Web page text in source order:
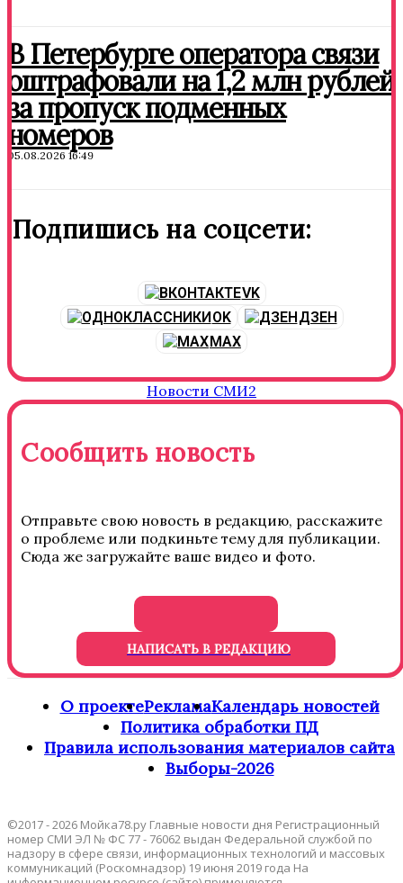
В Петербурге оператора связи
оштрафовали на 1,2 млн рублей
за пропуск подменных
номеров
05.08.2026 16:49
Подпишись на соцсети:
VK
OK
ДЗЕН
MAX
Новости СМИ2
Сообщить новость
Отправьте свою новость в редакцию, расскажите
о проблеме или подкиньте тему для публикации.
Сюда же загружайте ваше видео и фото.
НАПИСАТЬ В РЕДАКЦИЮ
О проектеРекламаКалендарь новостей
Политика обработки ПД
Правила использования материалов сайта
Выборы-2026
©2017 - 2026 Мойка78.ру Главные новости дня Регистрационный
номер СМИ ЭЛ № ФС 77 - 76062 выдан Федеральной службой по
надзору в сфере связи, информационных технологий и массовых
коммуникаций (Роскомнадзор) 19 июня 2019 года На